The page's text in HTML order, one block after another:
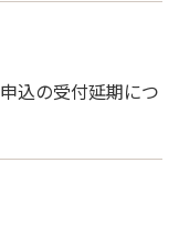
込の受付延期につ